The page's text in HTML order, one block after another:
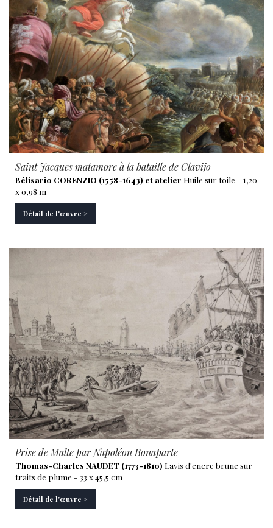
Saint Jacques matamore à la bataille de Clavijo
Bélisario CORENZIO (1558-1643) et atelier Huile sur toile - 1,20
x 0,98 m
Détail de l'œuvre >
Prise de Malte par Napoléon Bonaparte
Thomas-Charles NAUDET (1773-1810) Lavis d'encre brune sur
traits de plume - 33 x 45,5 cm
Détail de l'œuvre >